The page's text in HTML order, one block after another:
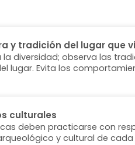
y tradición del lugar que
diversidad; observa las
lugar. Evita los
culturales
deben practicarse con
y cultural de cada